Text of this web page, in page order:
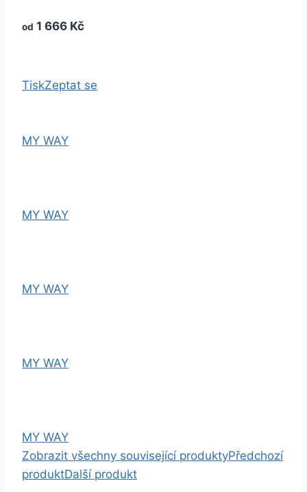
od 1 666 Kč
TiskZeptat se
MY WAY
MY WAY
MY WAY
MY WAY
MY WAY
Zobrazit všechny související produktyPředchozí
produktDalší produkt